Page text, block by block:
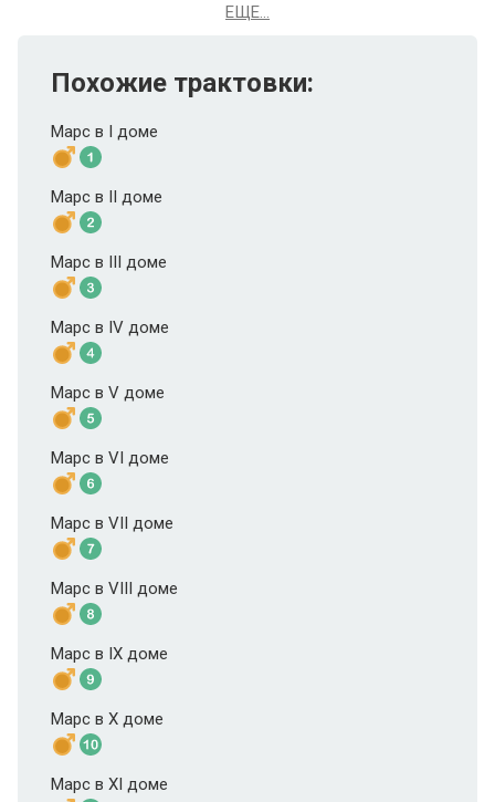
ЕЩЕ...
Похожие трактовки:
Марс в I доме
Марс в II доме
Марс в III доме
Марс в IV доме
Марс в V доме
Марс в VI доме
Марс в VII доме
Марс в VIII доме
Марс в IX доме
Марс в X доме
Марс в XI доме